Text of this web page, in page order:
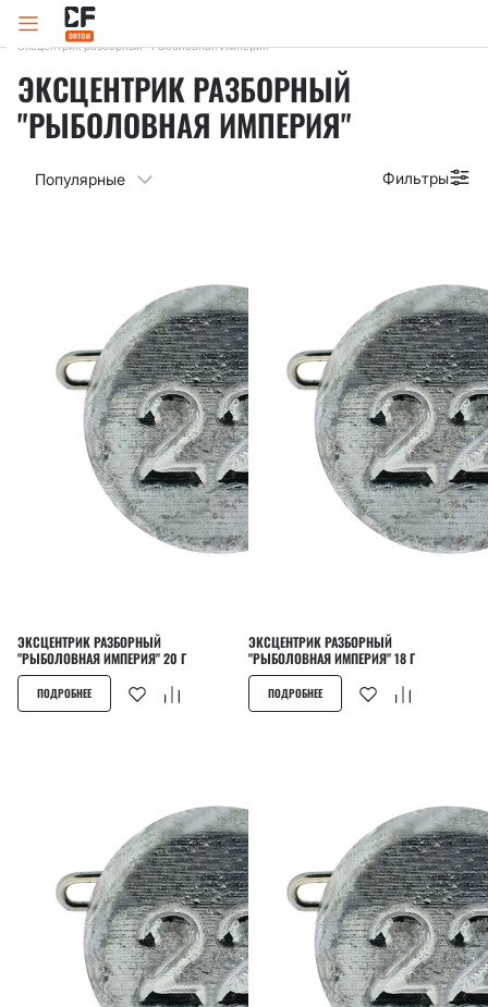
Главная Каталог
Эксцентрик разборный "Рыболовная Империя"
ЭКСЦЕНТРИК РАЗБОРНЫЙ
"РЫБОЛОВНАЯ ИМПЕРИЯ"
Фильтры
Популярные
ЭКСЦЕНТРИК РАЗБОРНЫЙ
"РЫБОЛОВНАЯ ИМПЕРИЯ" 20 Г
ПОДРОБНЕЕ
ЭКСЦЕНТРИК РАЗБОРНЫЙ
"РЫБОЛОВНАЯ ИМПЕРИЯ" 18 Г
ПОДРОБНЕЕ